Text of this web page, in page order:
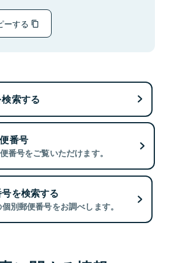
ーする
索する
番号
番号をご覧いただけます。
を検索する
別郵便番号をお調べします。